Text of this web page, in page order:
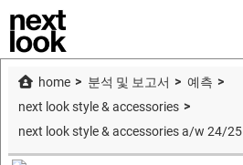
home 분석 및 보고서
예측
next look style & accessories
next look style & accessories a/w 24/25